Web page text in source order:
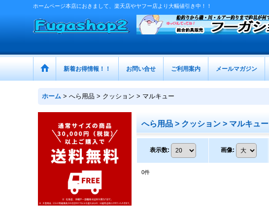
ホームページ本店におきまして、楽天店やヤフー店より大幅値引き中！！
新着お得情報！！ お問い合せ ご利用案内 メールマガジン
ホーム > へら用品 > クッション > マルキュー
へら用品 > クッション > マルキュー
表示数: 画像:
0件